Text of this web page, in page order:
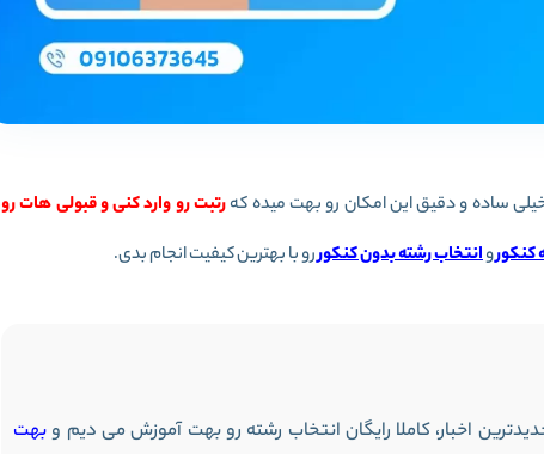
رتبت رو وارد کنی و قبولی هات رو
کنکوروانتخاب رشته بدون کنکوررو با بهترین کیفیت انجام بدی.
اخبار، کاملا رایگان انتخاب رشته رو بهت آموزش می دیم وبهت